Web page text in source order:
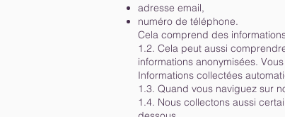
adresse email,
numéro de téléphone.
Cela comprend des
1.2. Cela peut aussi
informations anonymisées.
Informations collectées
1.3. Quand vous naviguez sur
1.4. Nous collectons aussi